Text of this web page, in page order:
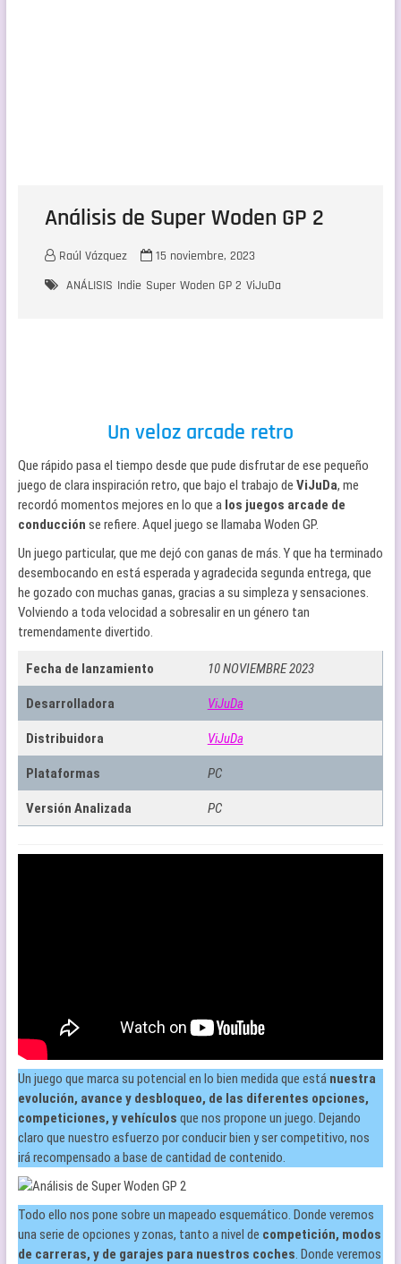
Análisis de Super Woden GP 2
Raúl Vázquez
15 noviembre, 2023
ANÁLISIS Indie Super Woden GP 2 ViJuDa
Un veloz arcade retro
Que rápido pasa el tiempo desde que pude disfrutar de ese pequeño
juego de clara inspiración retro, que bajo el trabajo de ViJuDa, me
recordó momentos mejores en lo que a los juegos arcade de
conducción se refiere. Aquel juego se llamaba Woden GP.
Un juego particular, que me dejó con ganas de más. Y que ha terminado
desembocando en está esperada y agradecida segunda entrega, que
he gozado con muchas ganas, gracias a su simpleza y sensaciones.
Volviendo a toda velocidad a sobresalir en un género tan
tremendamente divertido.
Fecha de lanzamiento 10 NOVIEMBRE 2023
Desarrolladora ViJuDa
Distribuidora ViJuDa
Plataformas PC
Versión Analizada PC
Un juego que marca su potencial en lo bien medida que está nuestra
evolución, avance y desbloqueo, de las diferentes opciones,
competiciones, y vehículos que nos propone un juego. Dejando
claro que nuestro esfuerzo por conducir bien y ser competitivo, nos
irá recompensado a base de cantidad de contenido.
Todo ello nos pone sobre un mapeado esquemático. Donde veremos
una serie de opciones y zonas, tanto a nivel de competición, modos
de carreras, y de garajes para nuestros coches . Donde veremos